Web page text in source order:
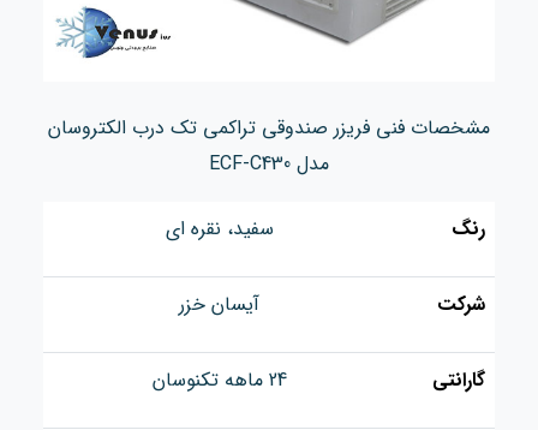
مشخصات فنی فریزر صندوقی تراکمی تک درب الکتروسان
مدل ECF-C430
رنگ سفید، نقره ای
شرکت آیسان خزر
گارانتی 24 ماهه تکنوسان